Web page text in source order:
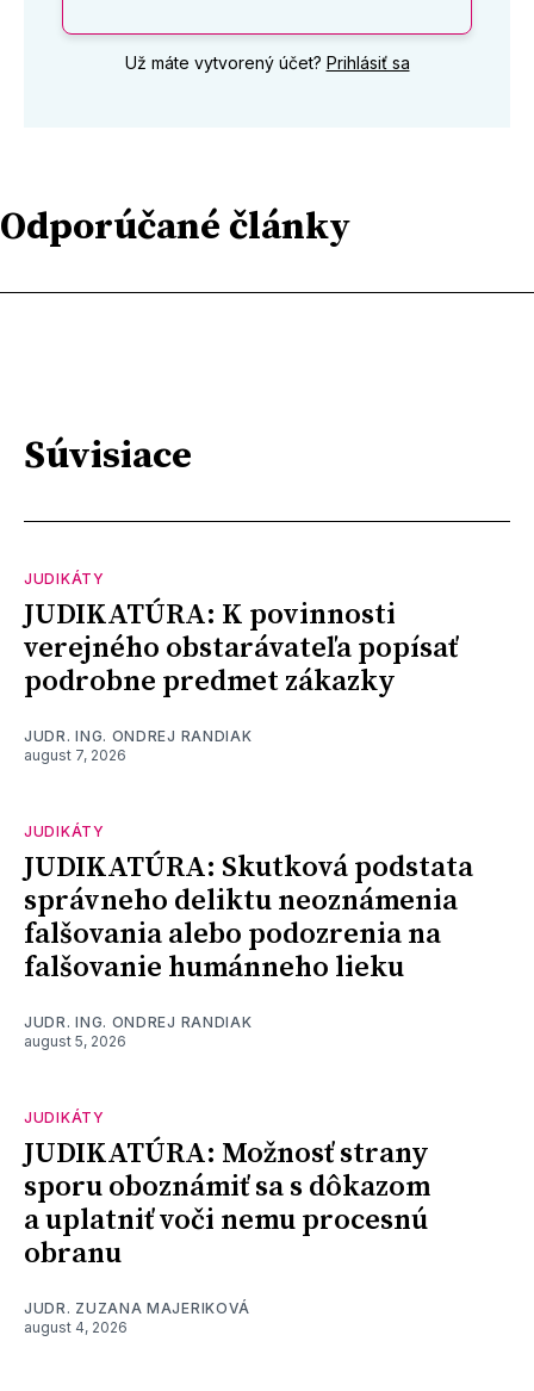
Už máte vytvorený účet? Prihlásiť sa
Odporúčané články
Súvisiace
JUDIKÁTY
JUDIKATÚRA: K povinnosti
verejného obstarávateľa popísať
podrobne predmet zákazky
JUDR. ING. ONDREJ RANDIAK
august 7, 2026
JUDIKÁTY
JUDIKATÚRA: Skutková podstata
správneho deliktu neoznámenia
falšovania alebo podozrenia na
falšovanie humánneho lieku
JUDR. ING. ONDREJ RANDIAK
august 5, 2026
JUDIKÁTY
JUDIKATÚRA: Možnosť strany
sporu oboznámiť sa s dôkazom
a uplatniť voči nemu procesnú
obranu
JUDR. ZUZANA MAJERIKOVÁ
august 4, 2026